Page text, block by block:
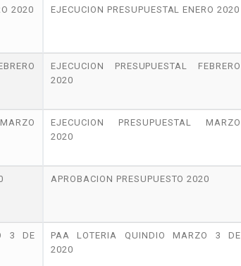
2020 EJECUCION PRESUPUESTAL ENERO 2020
EJECUCION PRESUPUESTAL FEBRERO
2020
EJECUCION PRESUPUESTAL MARZO
2020
APROBACION PRESUPUESTO 2020
3 DE
PAA LOTERIA QUINDIO MARZO 3 DE
2020